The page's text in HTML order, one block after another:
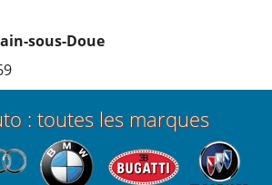
sous-Doue
: toutes les marques